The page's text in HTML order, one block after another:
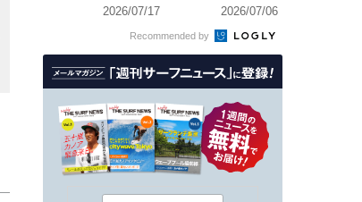
2026/07/17 2026/07/06
Recommended by